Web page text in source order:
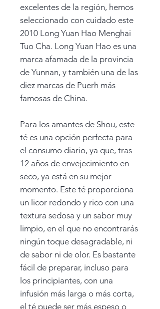
excelentes de la región, hemos
seleccionado con cuidado este
2010 Long Yuan Hao Menghai
Tuo Cha. Long Yuan Hao es una
marca afamada de la provincia
de Yunnan, y también una de las
diez marcas de Puerh más
famosas de China.
Para los amantes de Shou, este
té es una opción perfecta para
el consumo diario, ya que, tras
12 años de envejecimiento en
seco, ya está en su mejor
momento. Este té proporciona
un licor redondo y rico con una
textura sedosa y un sabor muy
limpio, en el que no encontrarás
ningún toque desagradable, ni
de sabor ni de olor. Es bastante
fácil de preparar, incluso para
los principiantes, con una
infusión más larga o más corta,
el té puede ser más espeso o